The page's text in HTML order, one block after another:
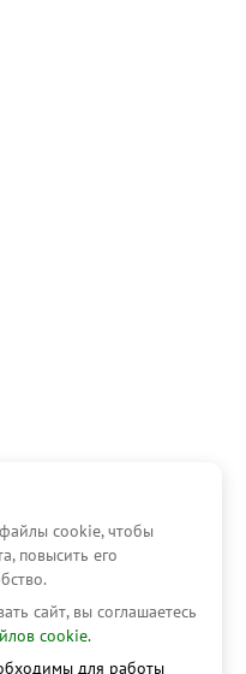
в т.ч.
cookie, чтобы
повысить его
сайт, вы соглашаетесь
cookie.
для работы